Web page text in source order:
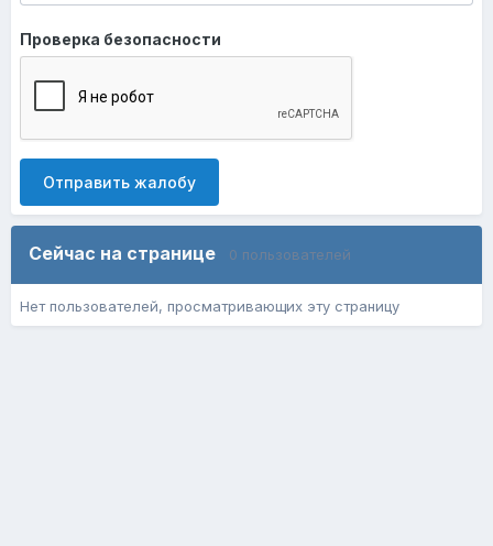
Проверка безопасности
Отправить жалобу
Сейчас на странице 0 пользователей
Нет пользователей, просматривающих эту страницу